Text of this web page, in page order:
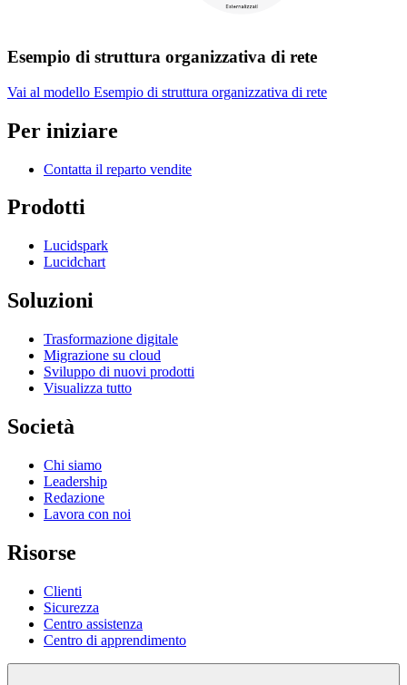
Esempio di struttura organizzativa di rete
Vai al modello Esempio di struttura organizzativa di rete
Per iniziare
Contatta il reparto vendite
Prodotti
Lucidspark
Lucidchart
Soluzioni
Trasformazione digitale
Migrazione su cloud
Sviluppo di nuovi prodotti
Visualizza tutto
Società
Chi siamo
Leadership
Redazione
Lavora con noi
Risorse
Clienti
Sicurezza
Centro assistenza
Centro di apprendimento